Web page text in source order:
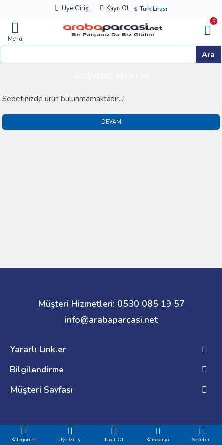
Üye Girişi Kayıt Ol ₺ Türk Lirası
Menü
0
Ara
Sepetinizde ürün bulunmamaktadır...!
DEVAM
Müşteri Hizmetleri: 0530 085 19 57
info@arabaparcasi.net
Yararlı Linkler
Bilgilendirme
Müşteri Sayfası
Kategoriler Üye Girişi Kayıt Ol Kampanya Sepetim